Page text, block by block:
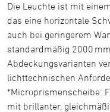
Die Leuchte ist mit
das eine horizontale
auch bei geringerem
standardmäßig 2000
Abdeckungsvarianten
lichttechnischen
*Microprismenscheibe:
mit brillanter,